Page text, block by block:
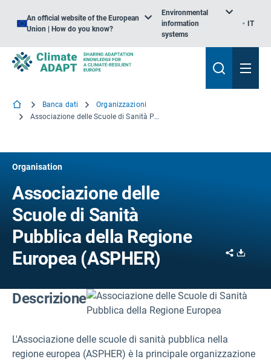
An official website of the European
Union | How do you know?
Environmental
information
systems
IT
Banca dati
Organizzazioni
Associazione delle Scuole di Sanità Pubblica della Regione Europea
Organisation
Associazione delle
Scuole di Sanità
Pubblica della Regione
Europea (ASPHER)
Share
Descrizione
L'Associazione delle scuole di sanità pubblica nella
regione europea (ASPHER) è la principale organizzazione